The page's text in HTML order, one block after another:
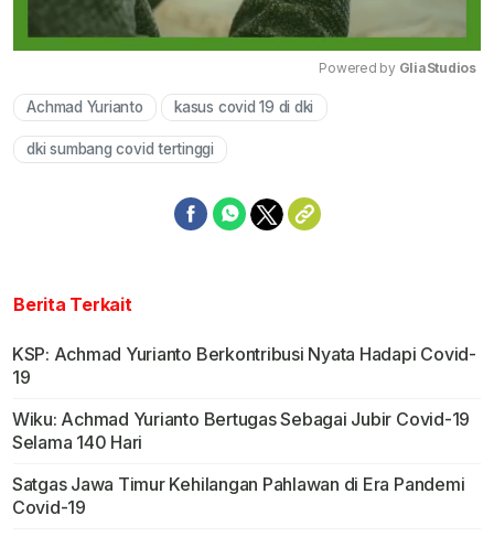
Powered by GliaStudios
Achmad Yurianto kasus covid 19 di dki
dki sumbang covid tertinggi
Berita Terkait
KSP: Achmad Yurianto Berkontribusi Nyata Hadapi Covid-
19
Wiku: Achmad Yurianto Bertugas Sebagai Jubir Covid-19
Selama 140 Hari
Satgas Jawa Timur Kehilangan Pahlawan di Era Pandemi
Covid-19